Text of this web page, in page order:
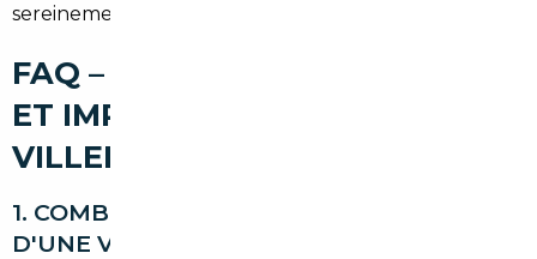
sereinement.
FAQ – COURTIER AUTOMOBILE
ET IMPORT DE VOITURE À
VILLEPREUX
1. COMBIEN DE TEMPS PREND L'IMPORT
D'UNE VOITURE DEPUIS L'ALLEMAGNE